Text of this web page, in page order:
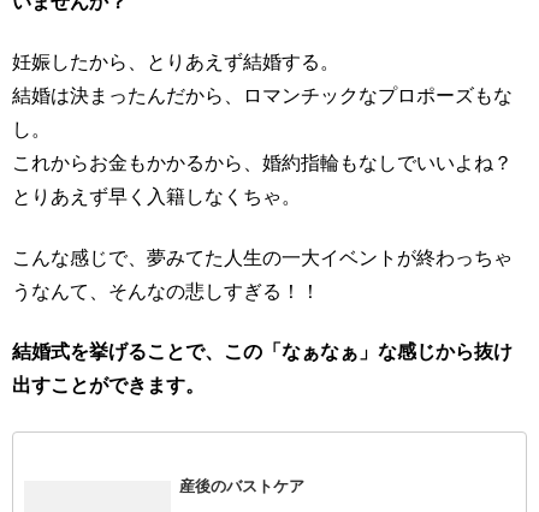
妊娠したから、とりあえず結婚する。
結婚は決まったんだから、ロマンチックなプロポーズもな
し。
これからお金もかかるから、婚約指輪もなしでいいよね？
とりあえず早く入籍しなくちゃ。
こんな感じで、夢みてた人生の一大イベントが終わっちゃ
うなんて、そんなの悲しすぎる！！
結婚式を挙げることで、この「なぁなぁ」な感じから抜け
出すことができます。
産後のバストケア